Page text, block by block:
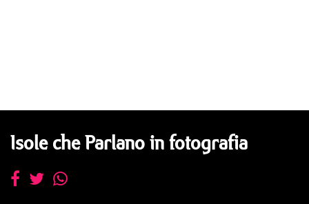
Isole che Parlano in fotografia